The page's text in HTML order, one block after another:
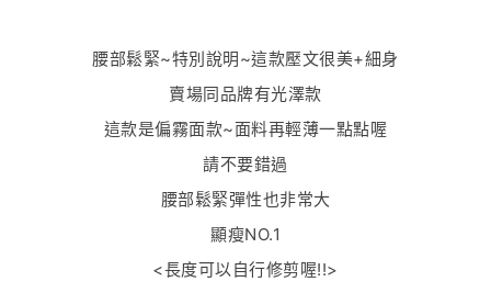
腰部鬆緊~特別說明~這款壓文很美+細身
賣場同品牌有光澤款
這款是偏霧面款~面料再輕薄一點點喔
請不要錯過
腰部鬆緊彈性也非常大
顯瘦NO.1
<長度可以自行修剪喔!!>